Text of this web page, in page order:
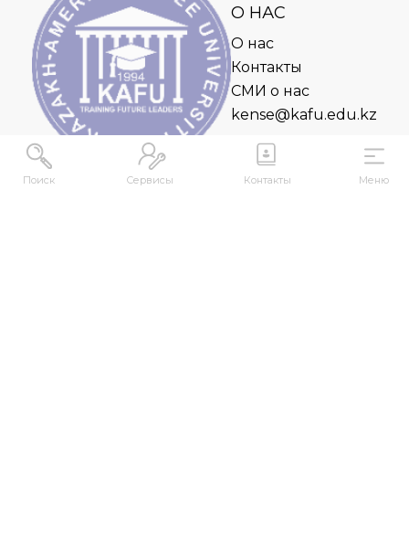
Поиск Сервисы Контакты Меню
О НАС
О нас
Контакты
СМИ о нас
kense@kafu.edu.kz